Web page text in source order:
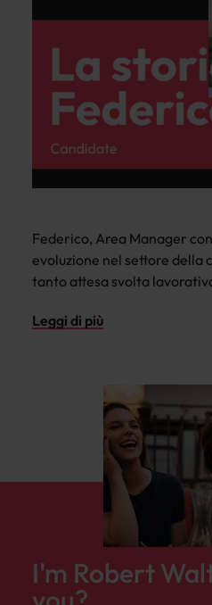
Federico, Area Manager
evoluzione nel settore della
tanto attesa svolta
Leggi di più
I'm Robert